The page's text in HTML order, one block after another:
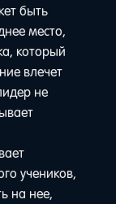
быть
место,
который
влечет
не
учеников,
на нее,